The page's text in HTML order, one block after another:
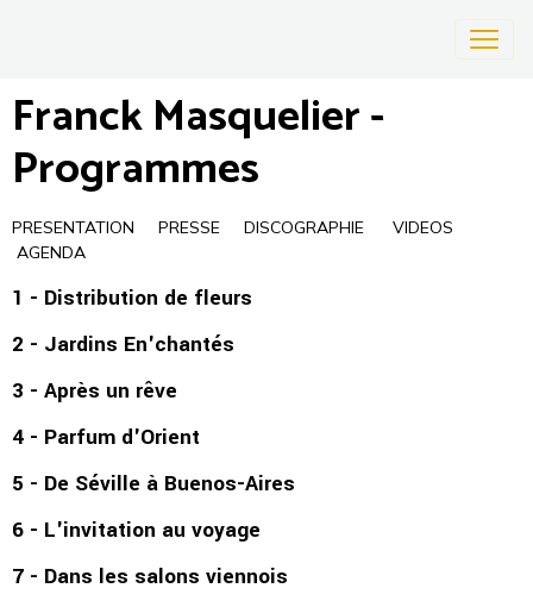
Franck Masquelier -
Programmes
PRESENTATION PRESSE DISCOGRAPHIE
VIDEOS
AGENDA
1 - Distribution de fleurs
2 - Jardins En'chantés
3 - Après un rêve
4 - Parfum d'Orient
5 - De Séville à Buenos-Aires
6 - L'invitation au voyage
7 - Dans les salons viennois